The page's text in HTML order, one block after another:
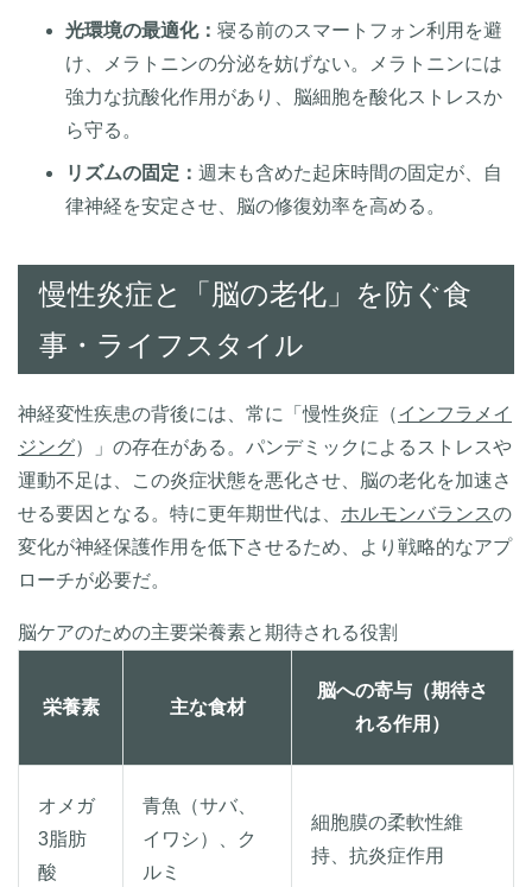
光環境の最適化： 寝る前のスマートフォン利用を避
け、メラトニンの分泌を妨げない。メラトニンには
強力な抗酸化作用があり、脳細胞を酸化ストレスか
ら守る。
リズムの固定： 週末も含めた起床時間の固定が、自
律神経を安定させ、脳の修復効率を高める。
慢性炎症と「脳の老化」を防ぐ食
事・ライフスタイル
神経変性疾患の背後には、常に「慢性炎症（インフラメイ
ジング）」の存在がある。パンデミックによるストレスや
運動不足は、この炎症状態を悪化させ、脳の老化を加速さ
せる要因となる。特に更年期世代は、 ホルモンバランスの
変化が神経保護作用を低下させるため、より戦略的なアプ
ローチが必要だ。
脳ケアのための主要栄養素と期待される役割
栄養素 主な食材
脳への寄与（期待さ
れる作用）
オメガ
3脂肪
酸
青魚（サバ、
イワシ）、ク
ルミ
細胞膜の柔軟性維
持、抗炎症作用